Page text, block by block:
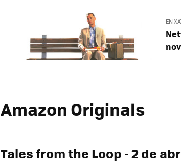
EN
Amazon Originals
Tales from the Loop - 2 de